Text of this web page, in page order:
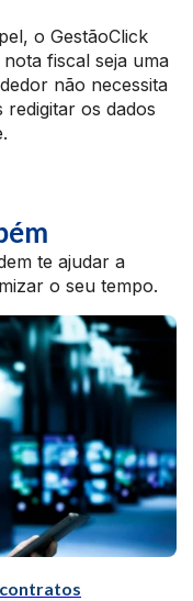
o GestãoClick
fiscal seja uma
não necessita
redigitar os dados
te ajudar a
o seu tempo.